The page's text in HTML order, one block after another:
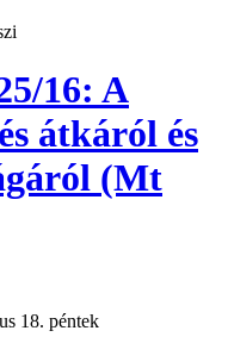
16: A
átkáról és
(Mt
18. péntek